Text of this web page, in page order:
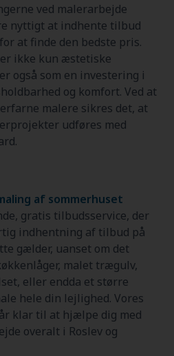
ved malerarbejde
nyttigt at indhente tilbud
at finde den bedste pris.
ikke kun æstetiske
også som en investering i
og komfort. Ved at
malere sikres det, at
udføres med
af sommerhuset
gratis tilbudsservice, der
indhentning af tilbud på
gælder, uanset om det
malet trægulv,
eller endda et større
hele din lejlighed. Vores
klar til at hjælpe dig med
overalt i Roslev og